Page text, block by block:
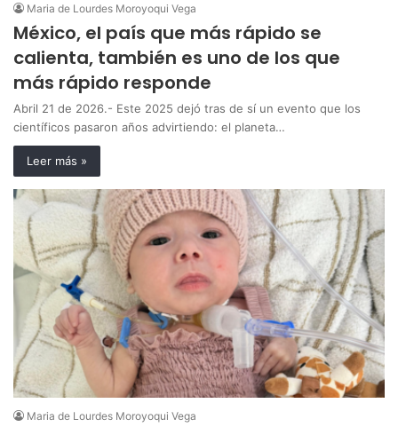
Maria de Lourdes Moroyoqui Vega
México, el país que más rápido se
calienta, también es uno de los que
más rápido responde
Abril 21 de 2026.- Este 2025 dejó tras de sí un evento que los
científicos pasaron años advirtiendo: el planeta…
Leer más »
Maria de Lourdes Moroyoqui Vega